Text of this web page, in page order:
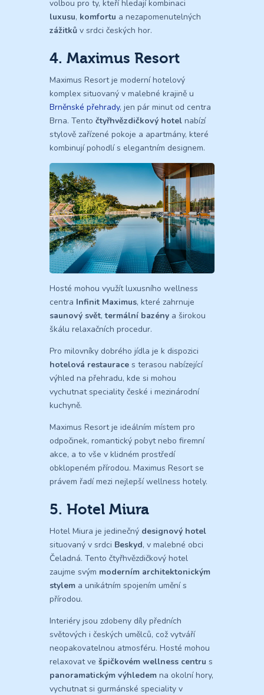
volbou pro ty, kteří hledají kombinaci
luxusu, komfortu a nezapomenutelných
zážitků v srdci českých hor.
4. Maximus Resort
Maximus Resort je moderní hotelový
komplex situovaný v malebné krajině u
Brněnské přehrady, jen pár minut od centra
Brna. Tento čtyřhvězdičkový hotel nabízí
stylově zařízené pokoje a apartmány, které
kombinují pohodlí s elegantním designem.
Hosté mohou využít luxusního wellness
centra Infinit Maximus, které zahrnuje
saunový svět,termální bazény a širokou
škálu relaxačních procedur.
Pro milovníky dobrého jídla je k dispozici
hotelová restaurace s terasou nabízející
výhled na přehradu, kde si mohou
vychutnat speciality české i mezinárodní
kuchyně.
Maximus Resort je ideálním místem pro
odpočinek, romantický pobyt nebo firemní
akce, a to vše v klidném prostředí
obklopeném přírodou. Maximus Resort se
právem řadí mezi nejlepší wellness hotely.
5. Hotel Miura
Hotel Miura je jedinečný designový hotel
situovaný v srdci Beskyd, v malebné obci
Čeladná. Tento čtyřhvězdičkový hotel
zaujme svým moderním architektonickým
stylem a unikátním spojením umění s
přírodou.
Interiéry jsou zdobeny díly předních
světových i českých umělců, což vytváří
neopakovatelnou atmosféru. Hosté mohou
relaxovat ve špičkovém wellness centru s
panoramatickým výhledem na okolní hory,
vychutnat si gurmánské speciality v